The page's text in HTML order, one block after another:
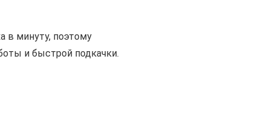
в минуту, поэтому
и быстрой подкачки.